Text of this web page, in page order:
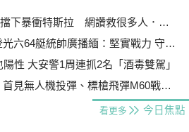
特斯拉 網讚救很多人．．車主曝光是他
64艇統帥廣播緬：堅實戰力 守護主權
性 大安警1周連抓2名「酒毒雙駕」
無人機投彈、標槍飛彈M60戰車阻敵
看更多 今日焦點